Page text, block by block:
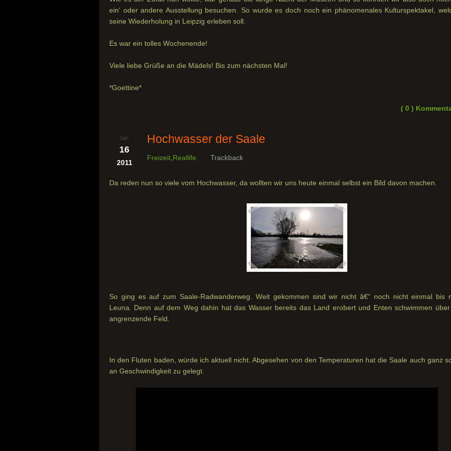
ein‘ oder andere Ausstellung besuchen. So wurde es doch noch ein phänomenales Kulturspektakel,
seine Wiederholung in Leipzig erleben soll.
Es war ein tolles Wochenende!
Viele liebe Grüße an die Mädels! Bis zum nächsten Mal!
*Goettine*
( 0 )
Jan.
16
2011
Hochwasser der Saale
Freizeit,Reallife Trackback
Da reden nun so viele vom Hochwasser, da wollten wir uns heute einmal selbst ein Bild davon machen.
So ging es auf zum Saale-Radwanderweg. Weit gekommen sind wir nicht â€“ noch nicht einmal bis
Leuna. Denn auf dem Weg dahin hat das Wasser bereits das Land erobert und Enten schwimmen
angrenzende Feld.
In den Fluten baden, würde ich aktuell nicht. Abgesehen von den Temperaturen hat die Saale auch ganz
an Geschwindigkeit zu gelegt.